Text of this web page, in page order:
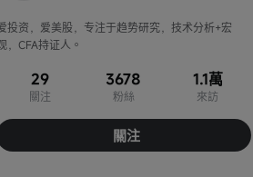
投资，爱美股，专注于趋势研究，技术分析+宏
，CFA持证人。
29
關注
3678
粉絲
1.1萬
來訪
關注